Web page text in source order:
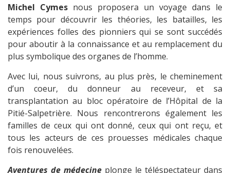
Michel Cymes nous proposera un voyage dans le
temps pour découvrir les théories, les batailles, les
expériences folles des pionniers qui se sont succédés
pour aboutir à la connaissance et au remplacement du
plus symbolique des organes de l’homme.
Avec lui, nous suivrons, au plus près, le cheminement
d’un coeur, du donneur au receveur, et sa
transplantation au bloc opératoire de l’Hôpital de la
Pitié-Salpetrière. Nous rencontrerons également les
familles de ceux qui ont donné, ceux qui ont reçu, et
tous les acteurs de ces prouesses médicales chaque
fois renouvelées.
Aventures de médecine plonge le téléspectateur dans